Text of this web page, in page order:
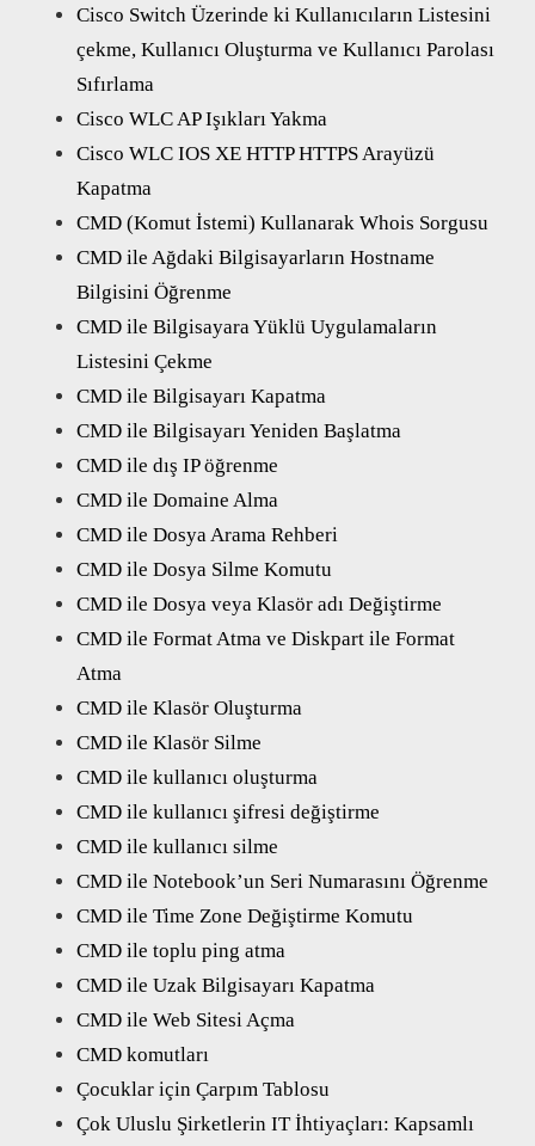
Cisco Switch Üzerinde ki Kullanıcıların Listesini
çekme, Kullanıcı Oluşturma ve Kullanıcı Parolası
Sıfırlama
Cisco WLC AP Işıkları Yakma
Cisco WLC IOS XE HTTP HTTPS Arayüzü
Kapatma
CMD (Komut İstemi) Kullanarak Whois Sorgusu
CMD ile Ağdaki Bilgisayarların Hostname
Bilgisini Öğrenme
CMD ile Bilgisayara Yüklü Uygulamaların
Listesini Çekme
CMD ile Bilgisayarı Kapatma
CMD ile Bilgisayarı Yeniden Başlatma
CMD ile dış IP öğrenme
CMD ile Domaine Alma
CMD ile Dosya Arama Rehberi
CMD ile Dosya Silme Komutu
CMD ile Dosya veya Klasör adı Değiştirme
CMD ile Format Atma ve Diskpart ile Format
Atma
CMD ile Klasör Oluşturma
CMD ile Klasör Silme
CMD ile kullanıcı oluşturma
CMD ile kullanıcı şifresi değiştirme
CMD ile kullanıcı silme
CMD ile Notebook’un Seri Numarasını Öğrenme
CMD ile Time Zone Değiştirme Komutu
CMD ile toplu ping atma
CMD ile Uzak Bilgisayarı Kapatma
CMD ile Web Sitesi Açma
CMD komutları
Çocuklar için Çarpım Tablosu
Çok Uluslu Şirketlerin IT İhtiyaçları: Kapsamlı